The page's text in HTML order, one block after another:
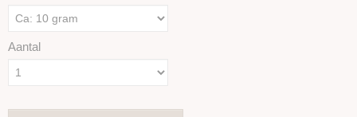
Aantal